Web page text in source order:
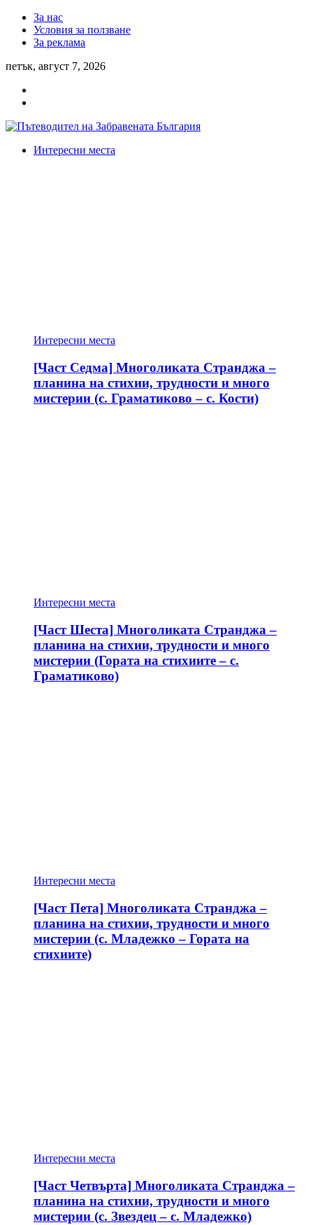
За нас
Условия за ползване
За реклама
петък, август 7, 2026
Интересни места
Интересни места
[Част Седма] Многоликата Странджа –
планина на стихии, трудности и много
мистерии (с. Граматиково – с. Кости)
Интересни места
[Част Шеста] Многоликата Странджа –
планина на стихии, трудности и много
мистерии (Гората на стихиите – с.
Граматиково)
Интересни места
[Част Пета] Многоликата Странджа –
планина на стихии, трудности и много
мистерии (с. Младежко – Гората на
стихиите)
Интересни места
[Част Четвърта] Многоликата Странджа –
планина на стихии, трудности и много
мистерии (с. Звездец – с. Младежко)